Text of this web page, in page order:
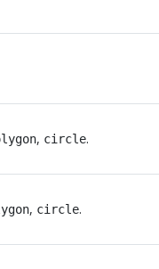
, circle.
, circle.